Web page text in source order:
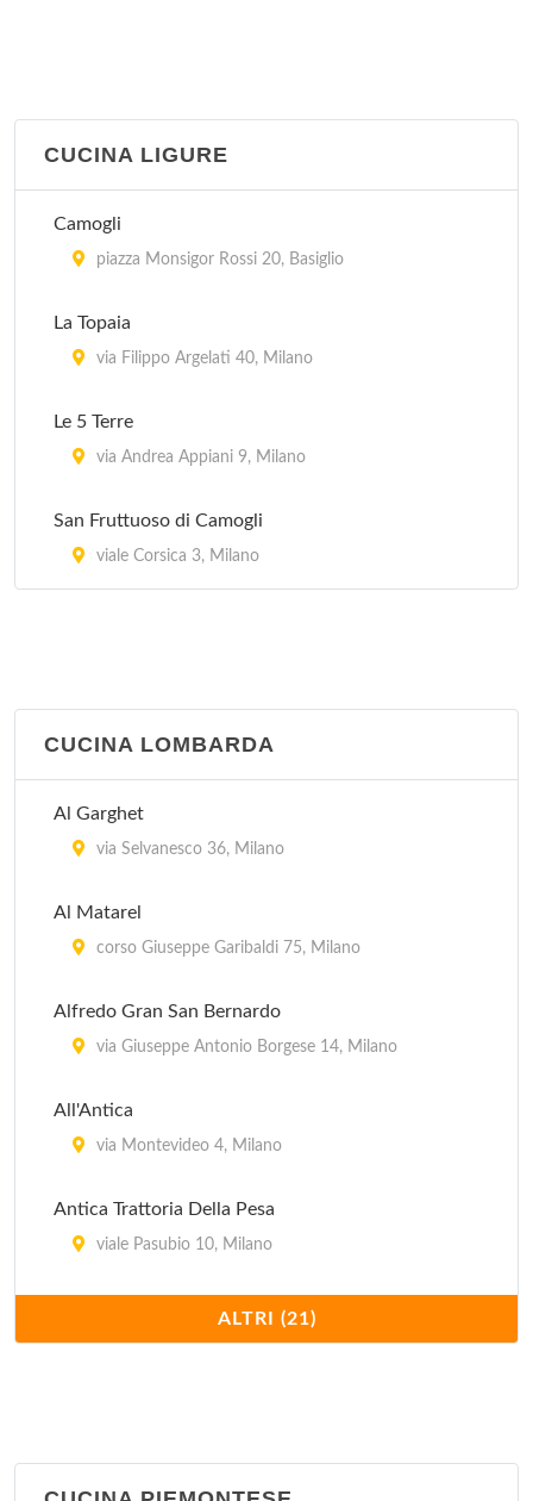
CUCINA LIGURE
Camogli
piazza Monsigor Rossi 20, Basiglio
La Topaia
via Filippo Argelati 40, Milano
Le 5 Terre
via Andrea Appiani 9, Milano
San Fruttuoso di Camogli
viale Corsica 3, Milano
CUCINA LOMBARDA
Al Garghet
via Selvanesco 36, Milano
Al Matarel
corso Giuseppe Garibaldi 75, Milano
Alfredo Gran San Bernardo
via Giuseppe Antonio Borgese 14, Milano
All'Antica
via Montevideo 4, Milano
Antica Trattoria Della Pesa
viale Pasubio 10, Milano
Antico Ristorante Boeucc
piazza Belgioioso 2, Milano
ALTRI (21)